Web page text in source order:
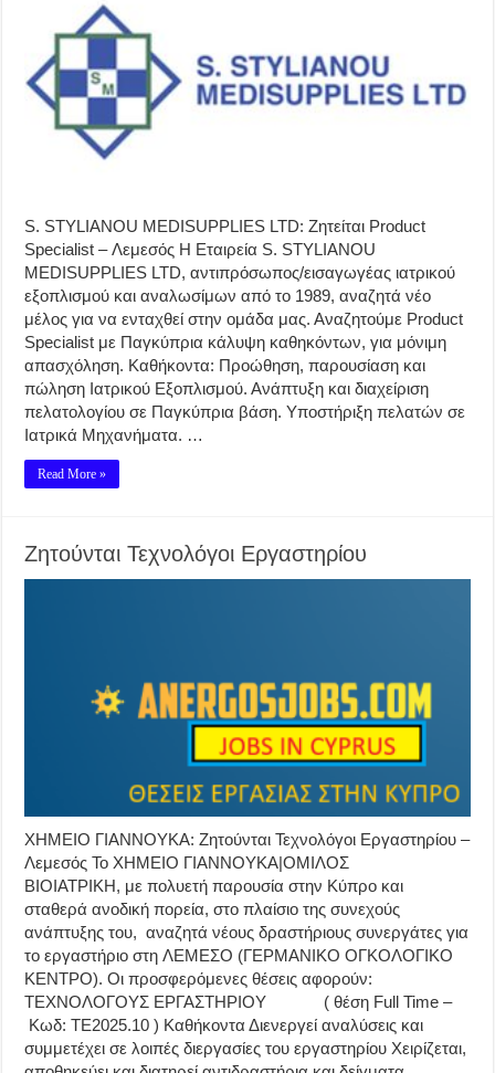
S. STYLIANOU MEDISUPPLIES LTD: Ζητείται Product
Specialist – Λεμεσός H Εταιρεία S. STYLIANOU
MEDISUPPLIES LTD, αντιπρόσωπος/εισαγωγέας ιατρικού
εξοπλισμού και αναλωσίμων από το 1989, αναζητά νέο
μέλος για να ενταχθεί στην ομάδα μας. Αναζητούμε Product
Specialist με Παγκύπρια κάλυψη καθηκόντων, για μόνιμη
απασχόληση. Καθήκοντα: Προώθηση, παρουσίαση και
πώληση Ιατρικού Εξοπλισμού. Ανάπτυξη και διαχείριση
πελατολογίου σε Παγκύπρια βάση. Υποστήριξη πελατών σε
Ιατρικά Μηχανήματα. …
Read More »
Ζητούνται Τεχνολόγοι Εργαστηρίου
ΧΗΜΕΙΟ ΓΙΑΝΝΟΥΚΑ: Ζητούνται Τεχνολόγοι Εργαστηρίου –
Λεμεσός Το ΧΗΜΕΙΟ ΓΙΑΝΝΟΥΚΑ|ΟΜΙΛΟΣ
ΒΙΟΙΑΤΡΙΚΗ, με πολυετή παρουσία στην Κύπρο και
σταθερά ανοδική πορεία, στο πλαίσιο της συνεχούς
ανάπτυξης του, αναζητά νέους δραστήριους συνεργάτες για
το εργαστήριο στη ΛΕΜΕΣΟ (ΓΕΡΜΑΝΙΚΟ ΟΓΚΟΛΟΓΙΚΟ
ΚΕΝΤΡΟ). Οι προσφερόμενες θέσεις αφορούν:
ΤΕΧΝΟΛΟΓΟΥΣ ΕΡΓΑΣΤΗΡΙΟΥ ( θέση Full Time –
Κωδ: ΤΕ2025.10 ) Καθήκοντα Διενεργεί αναλύσεις και
συμμετέχει σε λοιπές διεργασίες του εργαστηρίου Χειρίζεται,